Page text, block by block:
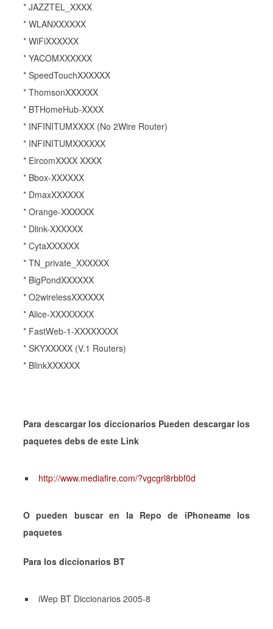
* JAZZTEL_XXXX
* WLANXXXXXX
* WiFiXXXXXX
* YACOMXXXXXX
* SpeedTouchXXXXXX
* ThomsonXXXXXX
* BTHomeHub-XXXX
* INFINITUMXXXX (No 2Wire Router)
* INFINITUMXXXXXX
* EircomXXXX XXXX
* Bbox-XXXXXX
* DmaxXXXXXX
* Orange-XXXXXX
* Dlink-XXXXXX
* CytaXXXXXX
* TN_private_XXXXXX
* BigPondXXXXXX
* O2wirelessXXXXXX
* Alice-XXXXXXXX
* FastWeb-1-XXXXXXXX
* SKYXXXXX (V.1 Routers)
* BlinkXXXXXX
Para descargar los diccionarios Pueden descargar los
paquetes debs de este Link
http://www.mediafire.com/?vgcgrl8rbbf0d
O pueden buscar en la Repo de iPhoneame los
paquetes
Para los diccionarios BT
iWep BT Diccionarios 2005-8